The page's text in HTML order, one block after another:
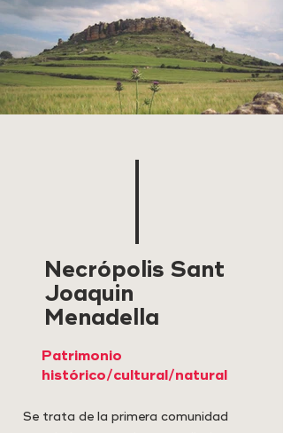
Necrópolis Sant
Joaquin
Menadella
Patrimonio
histórico/cultural/natural
Se trata de la primera comunidad